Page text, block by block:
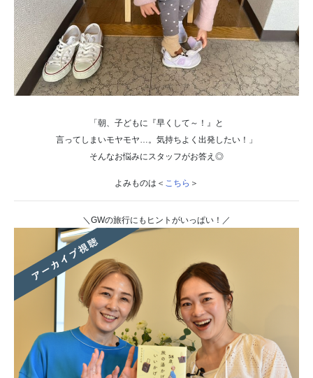
「朝、子どもに『早くして～！』と
言ってしまいモヤモヤ
。気持ちよく出発したい！」
そんなお悩みにスタッフがお答え◎
よみものは＜ こちら ＞
＼ GWの旅行にもヒントがいっぱい！／